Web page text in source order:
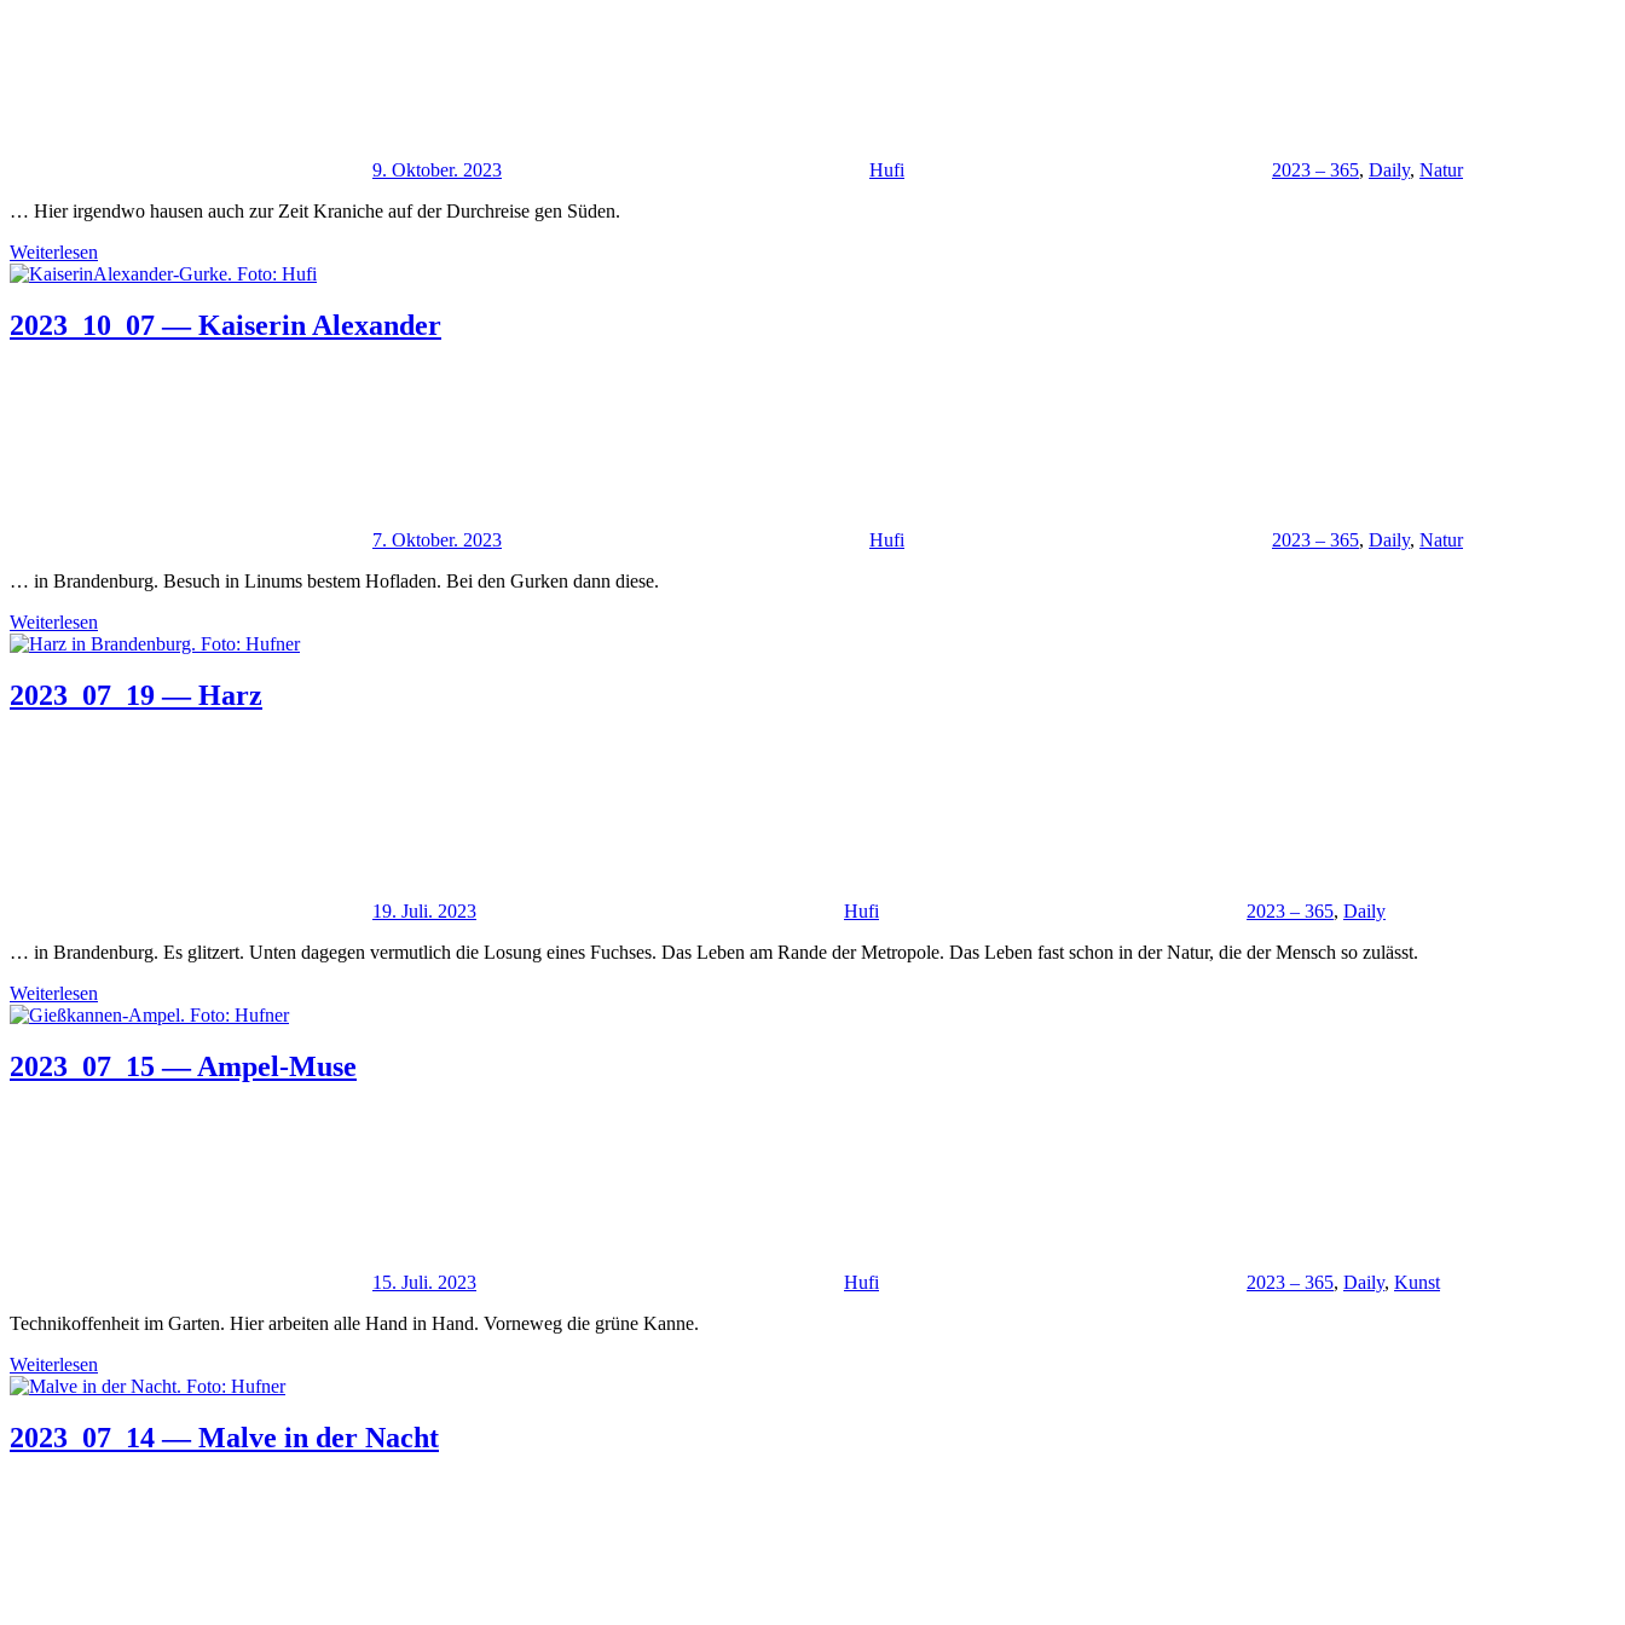
9. Oktober. 2023 Hufi 2023 – 365, Daily, Natur
… Hier irgendwo hausen auch zur Zeit Kraniche auf der Durchreise gen Süden.
Weiterlesen
2023_10_07 — Kaiserin Alexander
7. Oktober. 2023 Hufi 2023 – 365, Daily, Natur
… in Brandenburg. Besuch in Linums bestem Hofladen. Bei den Gurken dann diese.
Weiterlesen
2023_07_19 — Harz
19. Juli. 2023 Hufi 2023 – 365, Daily
… in Brandenburg. Es glitzert. Unten dagegen vermutlich die Losung eines Fuchses. Das Leben am Rande der Metropole. Das Leben fast schon in der Natur, die der Mensch so zulässt.
Weiterlesen
2023_07_15 — Ampel-Muse
15. Juli. 2023 Hufi 2023 – 365, Daily, Kunst
Technikoffenheit im Garten. Hier arbeiten alle Hand in Hand. Vorneweg die grüne Kanne.
Weiterlesen
2023_07_14 — Malve in der Nacht